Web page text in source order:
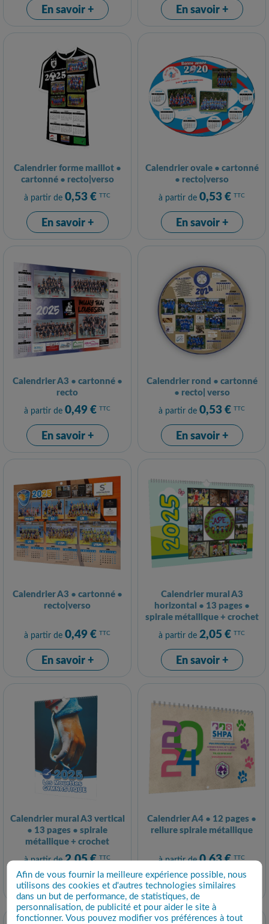
Afin de vous fournir la meilleure expérience possible, nous
utilisons des cookies et d'autres technologies similaires
dans un but de performance, de statistiques, de
personnalisation, de publicité et pour aider le site à
fonctionner. Vous pouvez modifier vos préférences à tout
En savoir + En savoir +
Calendrier forme maillot ●
cartonné ● recto|verso
à partir de 0,53 € TTC
En savoir +
Calendrier ovale ● cartonné
● recto|verso
à partir de 0,53 € TTC
En savoir +
Calendrier A3 ● cartonné ●
recto
à partir de 0,49 € TTC
En savoir +
Calendrier rond ● cartonné
● recto| verso
à partir de 0,53 € TTC
En savoir +
Calendrier A3 ● cartonné ●
recto|verso
à partir de 0,49 € TTC
En savoir +
Calendrier mural A3
horizontal ● 13 pages ●
spirale métallique + crochet
à partir de 2,05 € TTC
En savoir +
Calendrier mural A3 vertical
● 13 pages ● spirale
métallique + crochet
à partir de2,05 €TTC
En savoir +
Calendrier A4 ● 12 pages ●
reliure spirale métallique
à partir de0,63 €TTC
En savoir +